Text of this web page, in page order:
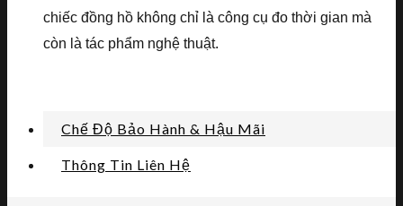
chiếc đồng hồ không chỉ là công cụ đo thời gian mà
còn là tác phẩm nghệ thuật.
Chế Độ Bảo Hành & Hậu Mãi
Thông Tin Liên Hệ